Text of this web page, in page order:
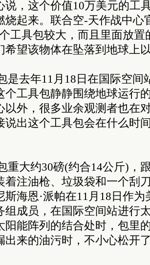
说，这个价值10万美元的工
烧起来。联合空-天作战中心
工具包较大，而且里面放置
希望该物体在坠落到地球上
是去年11月18日在国际空间
个工具包静静围绕地球运行
以外，很多业余观测者也在
说出这个工具包会在什么时
重大约30磅(约合14公斤)，
着注油枪、垃圾袋和一个刮
斯海恩·派帕在11月18日作为
组成员，在国际空间站进行
阳能阵列的结合处时，包里
出来的油污时，不小心松开